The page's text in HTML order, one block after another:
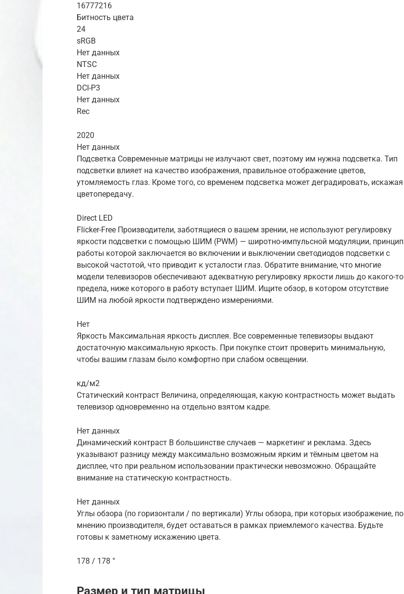
16777216
Битность цвета
24
sRGB
Нет данных
NTSC
Нет данных
DCI-P3
Нет данных
Rec
2020
Нет данных
Подсветка Современные матрицы не излучают свет, поэтому им нужна подсветка. Тип
подсветки влияет на качество изображения, правильное отображение цветов,
утомляемость глаз. Кроме того, со временем подсветка может деградировать, искажая
цветопередачу.
Direct LED
Flicker-Free Производители, заботящиеся о вашем зрении, не используют регулировку
яркости подсветки с помощью ШИМ (PWM) — широтно-импульсной модуляции, принцип
работы которой заключается во включении и выключении светодиодов подсветки с
высокой частотой, что приводит к усталости глаз. Обратите внимание, что многие
модели телевизоров обеспечивают адекватную регулировку яркости лишь до какого-то
предела, ниже которого в работу вступает ШИМ. Ищите обзор, в котором отсутствие
ШИМ на любой яркости подтверждено измерениями.
Нет
Яркость Максимальная яркость дисплея. Все современные телевизоры выдают
достаточную максимальную яркость. При покупке стоит проверить минимальную,
чтобы вашим глазам было комфортно при слабом освещении.
кд/м2
Статический контраст Величина, определяющая, какую контрастность может выдать
телевизор одновременно на отдельно взятом кадре.
Нет данных
Динамический контраст В большинстве случаев — маркетинг и реклама. Здесь
указывают разницу между максимально возможным ярким и тёмным цветом на
дисплее, что при реальном использовании практически невозможно. Обращайте
внимание на статическую контрастность.
Нет данных
Углы обзора (по горизонтали / по вертикали) Углы обзора, при которых изображение, по
мнению производителя, будет оставаться в рамках приемлемого качества. Будьте
готовы к заметному искажению цвета.
178 / 178 °
Размер и тип матрицы